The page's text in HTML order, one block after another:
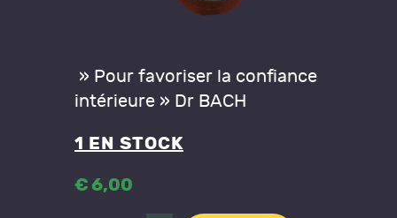
» Pour favoriser la confiance
intérieure » Dr BACH
1 EN STOCK
€6,00